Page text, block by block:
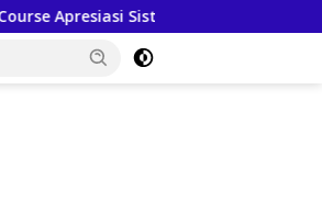
Digital Pemkot Makassar, Sebut